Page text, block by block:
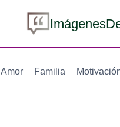
Amor Familia